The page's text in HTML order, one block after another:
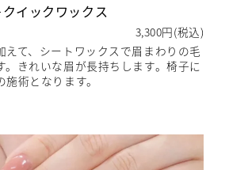
イックワックス
3,300円(税込)
えて、シートワックスで眉まわりの毛
。きれいな眉が長持ちします。椅子に
術となります。